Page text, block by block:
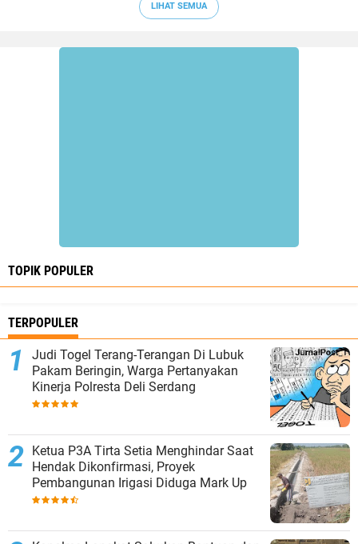
LIHAT SEMUA
TOPIK POPULER
TERPOPULER
Judi Togel Terang-Terangan Di Lubuk
Pakam Beringin, Warga Pertanyakan
Kinerja Polresta Deli Serdang
Ketua P3A Tirta Setia Menghindar Saat
Hendak Dikonfirmasi, Proyek
Pembangunan Irigasi Diduga Mark Up